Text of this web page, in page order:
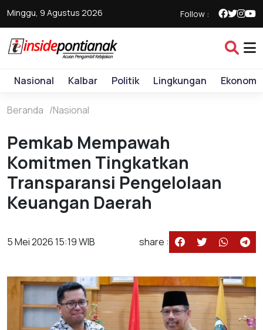
Minggu, 9 Agustus 2026 Follow :
Nasional Kalbar Politik Lingkungan Ekonomi
Beranda Nasional
Pemkab Mempawah
Komitmen Tingkatkan
Transparansi Pengelolaan
Keuangan Daerah
5 Mei 2026 15:19 WIB share :